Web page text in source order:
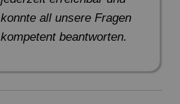
konnte all unsere Fragen
kompetent beantworten.